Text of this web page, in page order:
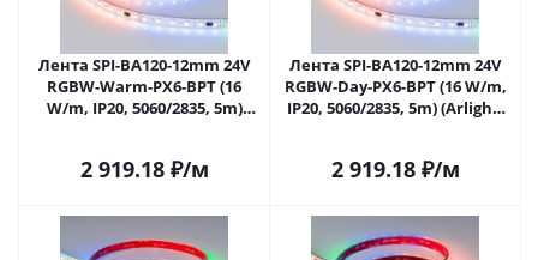
Лента SPI-BA120-12mm 24V
RGBW-Warm-PX6-BPT (16
W/m, IP20, 5060/2835, 5m)
2 919.18₽/м
Лента SPI-BA120-12mm 24V
RGBW-Day-PX6-BPT (16 W/m,
IP20, 5060/2835, 5m) (Arlight,
2 919.18₽/м